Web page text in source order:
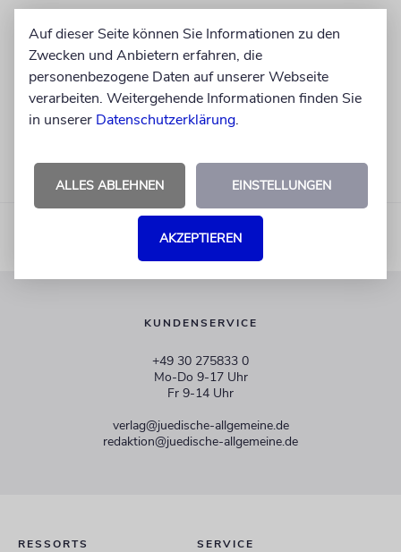
KUNDENSERVICE
+49 30 275833 0
Mo-Do 9-17 Uhr
Fr 9-14 Uhr
verlag@juedische-allgemeine.de
redaktion@juedische-allgemeine.de
RESSORTS SERVICE
Auf dieser Seite können Sie Informationen zu den
Zwecken und Anbietern erfahren, die
personenbezogene Daten auf unserer Webseite
verarbeiten. Weitergehende Informationen finden Sie
in unserer Datenschutzerklärung.
ALLES ABLEHNEN EINSTELLUNGEN
AKZEPTIEREN